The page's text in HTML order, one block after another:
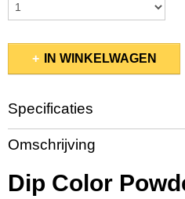
IN WINKELWAGEN
Specificaties
Productcode
PMDP101
EAN code
845370044113
Omschrijving
Dip Color